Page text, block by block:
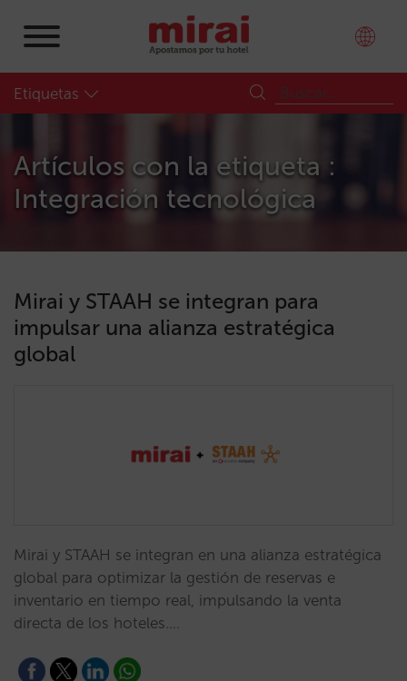
Etiquetas
Artículos con la etiqueta :
Integración tecnológica
Mirai y STAAH se integran para
impulsar una alianza estratégica
global
Mirai y STAAH se integran en una alianza estratégica
global para optimizar la gestión de reservas e
inventario en tiempo real, impulsando la venta
directa de los hoteles.…